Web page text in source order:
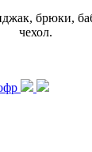
брюки,
чехол.